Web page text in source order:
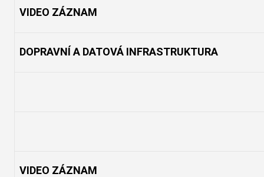
VIDEO ZÁZNAM
DOPRAVNÍ A DATOVÁ INFRASTRUKTURA
VIDEO ZÁZNAM